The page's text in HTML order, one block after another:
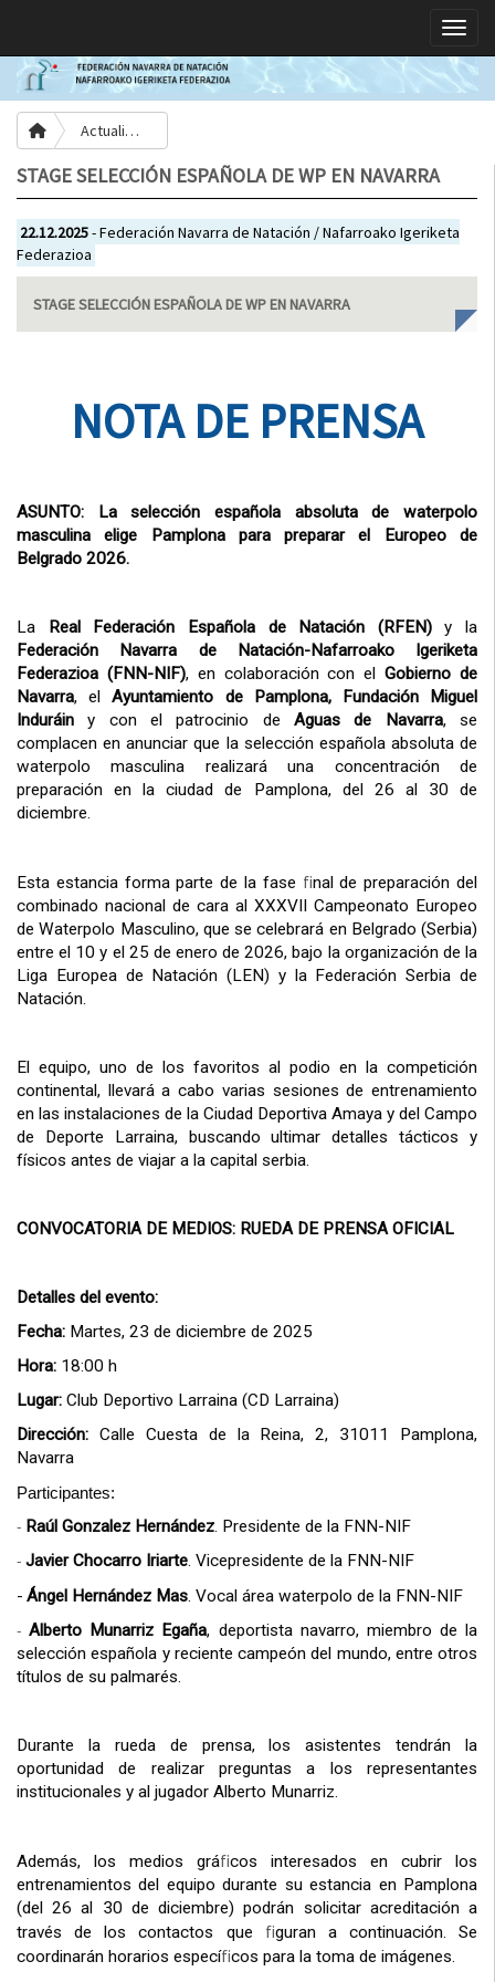
Actualidad
STAGE SELECCIÓN ESPAÑOLA DE WP EN NAVARRA
22.12.2025- Federación Navarra de Natación / Nafarroako Igeriketa
Federazioa
STAGE SELECCIÓN ESPAÑOLA DE WP EN NAVARRA
NOTA DE PRENSA
ASUNTO: La selección española absoluta de waterpolo
masculina elige Pamplona para preparar el Europeo de
Belgrado 2026.
La Real Federación Española de Natación (RFEN)y la
Federación Navarra de Natación-Nafarroako Igeriketa
Federazioa (FNN-NIF), en colaboración con elGobierno de
Navarra, elAyuntamiento de Pamplona, Fundación Miguel
Induráiny con el patrocinio deAguas de Navarra, se
complacen en anunciar que la selección española absoluta de
waterpolo masculina realizará una concentración de
preparación en la ciudad de Pamplona, del 26 al 30 de
diciembre.
Esta estancia forma parte de la fase final de preparación del
combinado nacional de cara al XXXVII Campeonato Europeo
de Waterpolo Masculino, que se celebrará en Belgrado (Serbia)
entre el 10 y el 25 de enero de 2026, bajo la organización de la
Liga Europea de Natación (LEN) y la Federación Serbia de
Natación.
El equipo, uno de los favoritos al podio en la competición
continental, llevará a cabo varias sesiones de entrenamiento
en las instalaciones de la Ciudad Deportiva Amaya y del Campo
de Deporte Larraina, buscando ultimar detalles tácticos y
físicos antes de viajar a la capital serbia.
CONVOCATORIA DE MEDIOS: RUEDA DE PRENSA OFICIAL
Detalles del evento:
Fecha: Martes, 23 de diciembre de 2025
Hora: 18:00 h
Lugar: Club Deportivo Larraina (CD Larraina)
Dirección: Calle Cuesta de la Reina, 2, 31011 Pamplona,
Navarra
Participantes:
- Raúl Gonzalez Hernández. Presidente de la FNN-NIF
- Javier Chocarro Iriarte. Vicepresidente de la FNN-NIF
- Ángel Hernández Mas. Vocal área waterpolo de la FNN-NIF
-Alberto Munarriz Egaña, deportista navarro, miembro de la
selección española y reciente campeón del mundo, entre otros
títulos de su palmarés.
Durante la rueda de prensa, los asistentes tendrán la
oportunidad de realizar preguntas a los representantes
institucionales y al jugador Alberto Munarriz.
Además, los medios gráficos interesados en cubrir los
entrenamientos del equipo durante su estancia en Pamplona
(del 26 al 30 de diciembre) podrán solicitar acreditación a
través de los contactos que figuran a continuación. Se
coordinarán horarios específicos para la toma de imágenes.